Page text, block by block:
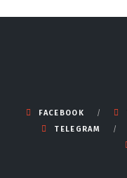
FACEBOOK
TELEGRAM